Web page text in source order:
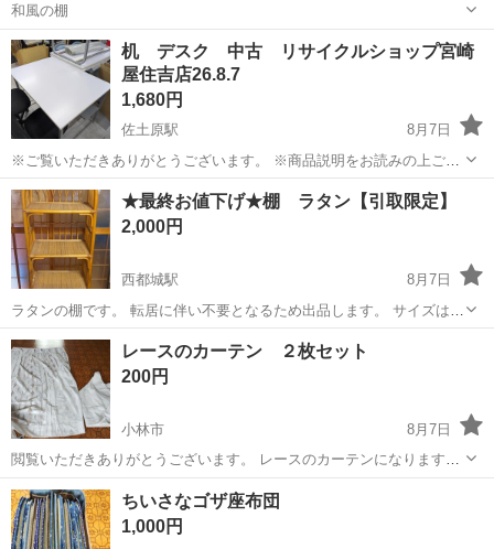
和風の棚
宮崎 宮崎市 宮崎駅 収納家具
机 デスク 中古 リサイクルショップ宮崎
屋住吉店26.8.7
1,680円
佐土原駅
8月7日
※ご覧いただきありがとうございます。 ※商品説明をお読みの上ご納
得の上でご購入お願い致します 。 こちらの商品は住吉店にございま
す。 商品名：デスク 状態：中古品 現状販売 小傷、使用感がござい
ます 幅 100cm...
宮崎 宮崎市 佐土原駅 オフィス用家具 デスク
★最終お値下げ★棚 ラタン【引取限定】
2,000円
西都城駅
8月7日
ラタンの棚です。 転居に伴い不要となるため出品します。 サイズは、
高さ約168cm、幅約60cm、奥行約40cmです。 各段の高さは約38cmで
す。 【アピールポイント】状態はいいのでまだまだ使えます！ 引取に
来ていただける...
宮崎 都城市 ラタン
レースのカーテン ２枚セット
200円
小林市
8月7日
閲覧いただきありがとうございます。 レースのカーテンになります。
サイズはおおよそ以下です。 幅 １００ｃｍ 長さ １７０ｃｍ 上記
は１枚あたりのサイズで、出品は２枚セットです。 入用の方いらっし
ゃい...
宮崎 小林市 カーテン、ブラインド
ちいさなゴザ座布団
1,000円